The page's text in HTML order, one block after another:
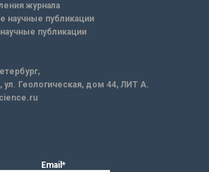
журнала
научные публикации
публикации
ул. Геологическая, дом 44, ЛИТ А.
Email*